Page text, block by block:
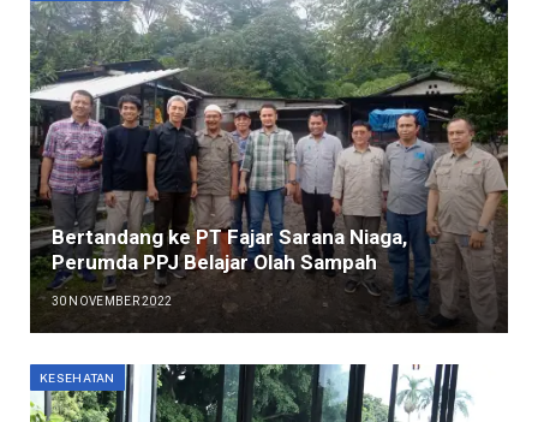
Bertandang ke PT Fajar Sarana Niaga,
Perumda PPJ Belajar Olah Sampah
30 NOVEMBER 2022
KESEHATAN